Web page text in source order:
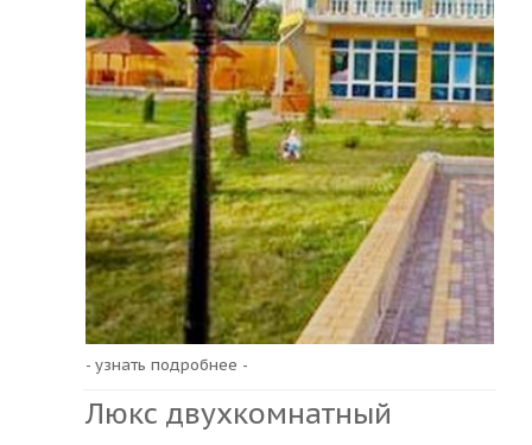
- узнать подробнее -
Люкс двухкомнатный